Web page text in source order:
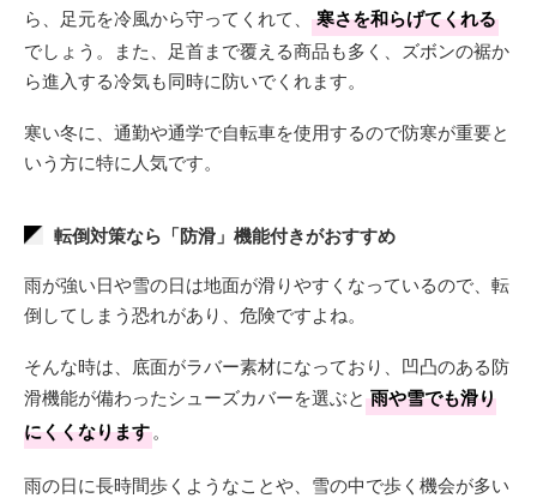
ら、足元を冷風から守ってくれて、
寒さを和らげてくれる
でしょう。また、足首まで覆える商品も多く、ズボンの裾か
ら進入する冷気も同時に防いでくれます。
寒い冬に、通勤や通学で自転車を使用するので防寒が重要と
いう方に特に人気です。
転倒対策なら「防滑」機能付きがおすすめ
雨が強い日や雪の日は地面が滑りやすくなっているので、転
倒してしまう恐れがあり、危険ですよね。
そんな時は、底面がラバー素材になっており、凹凸のある防
滑機能が備わったシューズカバーを選ぶと 雨や雪でも滑り
にくくなります。
雨の日に長時間歩くようなことや、雪の中で歩く機会が多い